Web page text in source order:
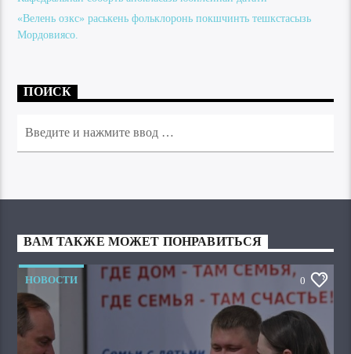
«Велень озкс» раськень фольклоронь покшчинть тешкстасызь
Мордовиясо.
ПОИСК
ВАМ ТАКЖЕ МОЖЕТ ПОНРАВИТЬСЯ
НОВОСТИ 0